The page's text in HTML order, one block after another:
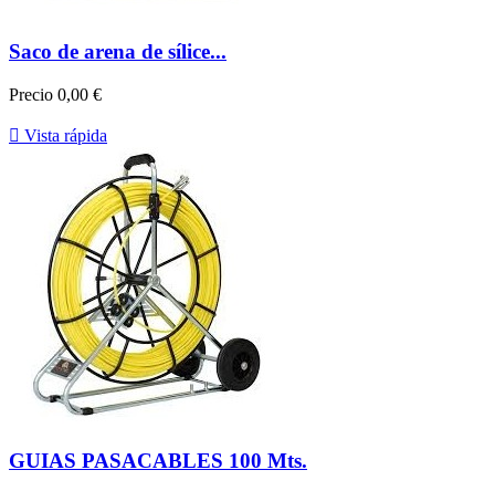
Saco de arena de sílice...
Precio 0,00 €
 Vista rápida
GUIAS PASACABLES 100 Mts.